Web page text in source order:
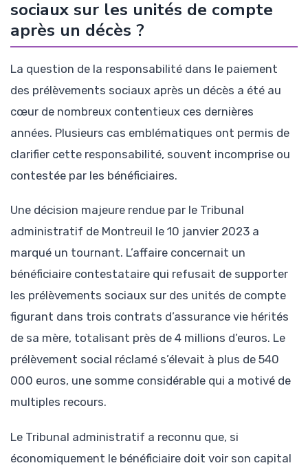
sociaux sur les unités de compte
après un décès ?
La question de la responsabilité dans le paiement
des prélèvements sociaux après un décès a été au
cœur de nombreux contentieux ces dernières
années. Plusieurs cas emblématiques ont permis de
clarifier cette responsabilité, souvent incomprise ou
contestée par les bénéficiaires.
Une décision majeure rendue par le Tribunal
administratif de Montreuil le 10 janvier 2023 a
marqué un tournant. L’affaire concernait un
bénéficiaire contestataire qui refusait de supporter
les prélèvements sociaux sur des unités de compte
figurant dans trois contrats d’assurance vie hérités
de sa mère, totalisant près de 4 millions d’euros. Le
prélèvement social réclamé s’élevait à plus de 540
000 euros, une somme considérable qui a motivé de
multiples recours.
Le Tribunal administratif a reconnu que, si
économiquement le bénéficiaire doit voir son capital